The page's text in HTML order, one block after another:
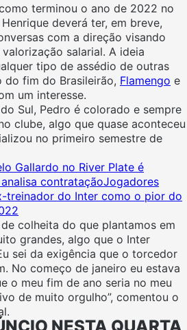
terminou o ano de 2022 no
deverá ter, em breve,
com a direção visando
salarial. A ideia
tipo de assédio de outras
do fim do Brasileirão, Flamengo e
um interesse.
Sul, Pedro é colorado e sempre
clube, algo que quase aconteceu
no primeiro semestre de
Gallardo no River Plate é
contrataçãoJogadores
treinador do Inter como o pior do
colheita do que plantamos em
grandes, algo que o Inter
sei da exigência que o torcedor
No começo de janeiro eu estava
o meu fim de ano seria no meu
de muito orgulho”, comentou o